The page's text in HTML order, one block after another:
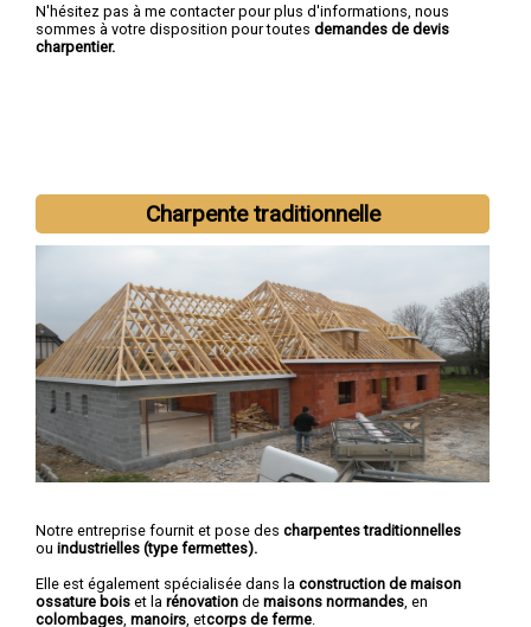
N'hésitez pas à me contacter pour plus d'informations, nous
sommes à votre disposition pour toutes demandes de devis
charpentier.
Dreux,Lucé,Vernouillet,Nogent-le-Rotrou,Mainvilliers,Luisant,
Maintenon,Lèves
Charpente traditionnelle
Notre entreprise fournit et pose des charpentes traditionnelles
ou industrielles (type fermettes).
Elle est également spécialisée dans la construction de maison
ossature bois et la rénovation de maisons normandes , en
colombages manoirs , etcorps de ferme